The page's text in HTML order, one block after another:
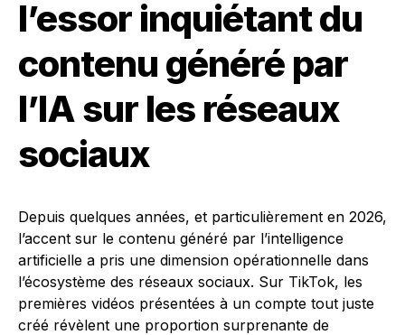
l’essor inquiétant du
contenu généré par
l’IA sur les réseaux
sociaux
Depuis quelques années, et particulièrement en 2026,
l’accent sur le contenu généré par l’intelligence
artificielle a pris une dimension opérationnelle dans
l’écosystème des réseaux sociaux. Sur TikTok, les
premières vidéos présentées à un compte tout juste
créé révèlent une proportion surprenante de